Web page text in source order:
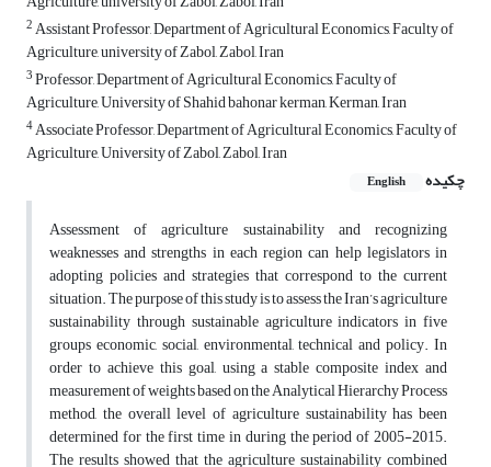
2Assistant Professor, Department of Agricultural Economics, Faculty of
Agriculture, university of Zabol, Zabol, Iran
3Professor, Department of Agricultural Economics, Faculty of
Agriculture, University of Shahid bahonar kerman, Kerman, Iran
4Associate Professor, Department of Agricultural Economics, Faculty of
Agriculture, University of Zabol, Zabol, Iran
چکیده
English
Assessment of agriculture sustainability and recognizing
weaknesses and strengths in each region can help legislators in
adopting policies and strategies that correspond to the current
situation. The purpose of this study is to assess the Iran’s agriculture
sustainability through sustainable agriculture indicators in five
groups economic, social, environmental, technical and policy. In
order to achieve this goal, using a stable composite index and
measurement of weights based on the Analytical Hierarchy Process
method, the overall level of agriculture sustainability has been
determined for the first time in during the period of 2005-2015.
The results showed that the agriculture sustainability combined